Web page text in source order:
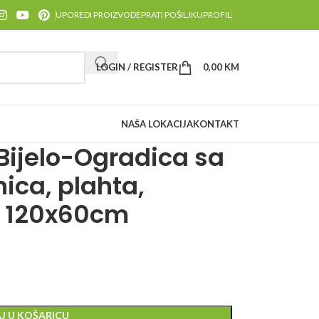
UPOREDI PROIZVODEPRATI POŠILJKUPROFIL
LOGIN / REGISTER 0,00 KM
NAŠA LOKACIJAKONTAKT
Ogradica sa
plahta,
U KOŠARICU